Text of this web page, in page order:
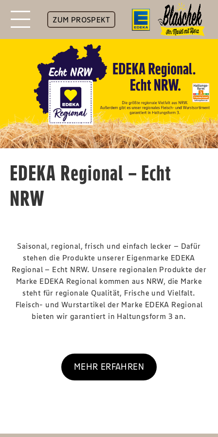
ZUM PROSPEKT
EDEKA Regional – Echt
NRW
Saisonal, regional, frisch und einfach lecker – Dafür
stehen die Produkte unserer Eigenmarke EDEKA
Regional – Echt NRW. Unsere regionalen Produkte der
Marke EDEKA Regional kommen aus NRW, die Marke
steht für regionale Qualität, Frische und Vielfalt.
Fleisch- und Wurstartikel der Marke EDEKA Regional
bieten wir garantiert in Haltungsform 3 an.
MEHR ERFAHREN